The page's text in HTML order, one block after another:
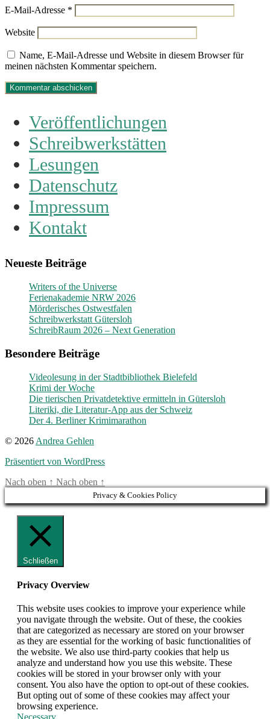
E-Mail-Adresse *
Website
Name, E-Mail-Adresse und Website in diesem Browser für
meinen nächsten Kommentar speichern.
Veröffentlichungen
Schreibwerkstätten
Lesungen
Datenschutz
Impressum
Kontakt
Neueste Beiträge
Writers of the Universe
Ferienakademie NRW 2026
Mörderisches Ostwestfalen
Schreibwerkstatt Gütersloh
SchreibRaum 2026 – Next Generation
Besondere Beiträge
Videolesung in der Stadtbibliothek Bielefeld
Krimi der Woche
Die tierischen Privatdetektive ermitteln in Gütersloh
Literiki, die Literatur-App aus der Schweiz
Der 4. Berliner Krimimarathon
© 2026 Andrea Gehlen
Präsentiert von WordPress
Nach oben ↑ Nach oben ↑
Privacy & Cookies Policy
Schließen
Privacy Overview
This website uses cookies to improve your experience while
you navigate through the website. Out of these, the cookies
that are categorized as necessary are stored on your browser
as they are essential for the working of basic functionalities of
the website. We also use third-party cookies that help us
analyze and understand how you use this website. These
cookies will be stored in your browser only with your
consent. You also have the option to opt-out of these cookies.
But opting out of some of these cookies may affect your
browsing experience.
Necessary